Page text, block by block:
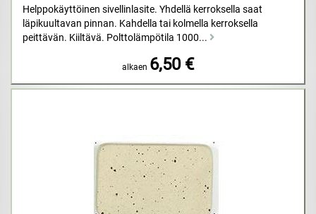
Helppokäyttöinen sivellinlasite. Yhdellä kerroksella saat
läpikuultavan pinnan. Kahdella tai kolmella kerroksella
peittävän. Kiiltävä. Polttolämpötila 1000...
alkaen 6,50 €